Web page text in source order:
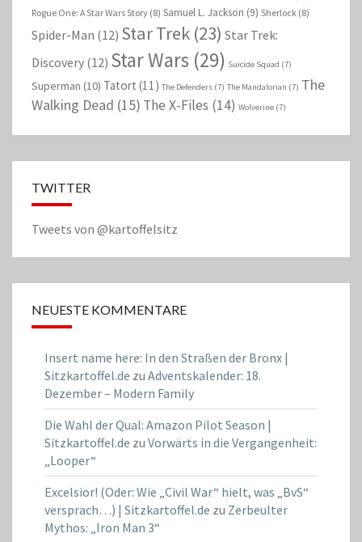
Rogue One: A Star Wars Story (8) Samuel L. Jackson (9) Sherlock (8)
Spider-Man (12) Star Trek (23) Star Trek:
Discovery (12) Star Wars (29) Suicide Squad (7)
Superman (10) Tatort (11) The Defenders (7) The Mandalorian (7) The
Walking Dead (15) The X-Files (14) Wolverine (7)
TWITTER
Tweets von @kartoffelsitz
NEUESTE KOMMENTARE
Insert name here: In den Straßen der Bronx |
Sitzkartoffel.de zu Adventskalender: 18.
Dezember – Modern Family
Die Wahl der Qual: Amazon Pilot Season |
Sitzkartoffel.de zu Vorwärts in die Vergangenheit:
„Looper“
Excelsior! (Oder: Wie „Civil War“ hielt, was „BvS“
versprach…) | Sitzkartoffel.de zu Zerbeulter
Mythos: „Iron Man 3“